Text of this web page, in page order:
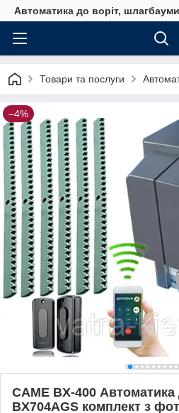
Автоматика до воріт,
Товари та послуги
–4%
CAME BX-400 Автоматика
BX704AGS комплект з